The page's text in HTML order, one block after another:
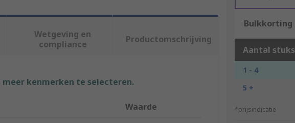
Bulkkorting
Aantal stuks
1 - 4
5 +
*prijsindicatie
Wetgeving en
compliance
Productomschrijving
kenmerken te selecteren.
Waarde